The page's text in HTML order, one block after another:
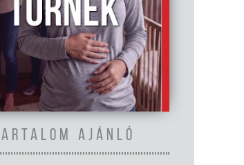
TARTALOM AJÁNLÓ